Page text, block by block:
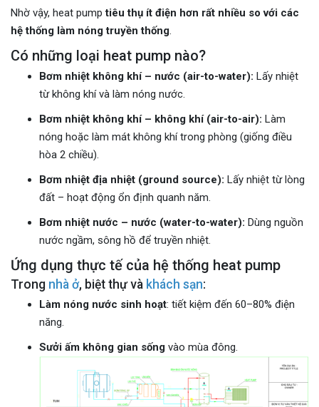
Nhờ vậy, heat pumptiêu thụ ít điện hơn rất nhiều so với các
hệ thống làm nóng truyền thống.
Có những loại heat pump nào?
Bơm nhiệt không khí – nước (air-to-water): Lấy nhiệt
từ không khí và làm nóng nước.
Bơm nhiệt không khí – không khí (air-to-air): Làm
nóng hoặc làm mát không khí trong phòng (giống điều
hòa 2 chiều).
Bơm nhiệt địa nhiệt (ground source): Lấy nhiệt từ lòng
đất – hoạt động ổn định quanh năm.
Bơm nhiệt nước – nước (water-to-water): Dùng nguồn
nước ngầm, sông hồ để truyền nhiệt.
Ứng dụng thực tế của hệ thống heat pump
Trong nhà ở, biệt thự và khách sạn:
Làm nóng nước sinh hoạt: tiết kiệm đến 60–80% điện
năng.
Sưởi ấm không gian sống vào mùa đông.